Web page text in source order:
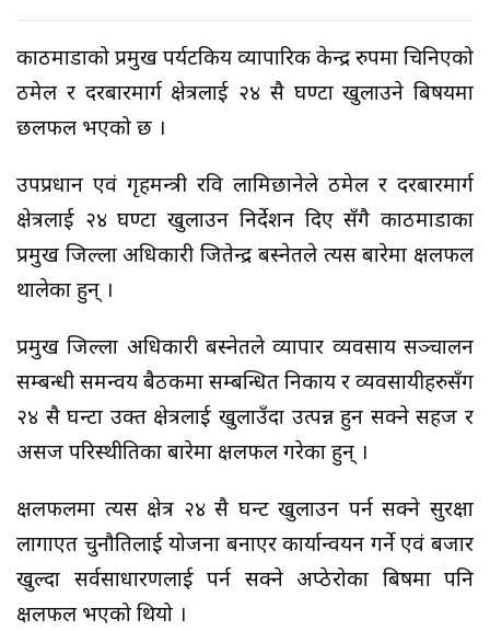
काठमाडौंको प्रमुख पर्यटकिय व्यापारिक केन्द्र रुपमा चिनिएको
ठमेल र दरबारमार्ग क्षेत्रलाई २४ सै घण्टा खुलाउने बिषयमा
छलफल भएको छ ।
उपप्रधान एवं गृहमन्त्री रवि लामिछानेले ठमेल र दरबारमार्ग
क्षेत्रलाई २४ घण्टा खुलाउन निर्देशन दिए सँगै काठमाडौंका
प्रमुख जिल्ला अधिकारी जितेन्द्र बस्नेतले त्यस बारेमा क्षलफल
थालेका हुन् ।
प्रमुख जिल्ला अधिकारी बस्नेतले व्यापार व्यवसाय सञ्चालन
सम्बन्धी समन्वय बैठकमा सम्बन्धित निकाय र व्यवसायीहरुसँग
२४ सै घन्टा उक्त क्षेत्रलाई खुलाउँदा उत्पन्न हुन सक्ने सहज र
असज परिस्थीतिका बारेमा क्षलफल गरेका हुन् ।
क्षलफलमा त्यस क्षेत्र २४ सै घन्ट खुलाउन पर्न सक्ने सुरक्षा
लागाएत चुनौतिलाई योजना बनाएर कार्यान्वयन गर्ने एवं बजार
खुल्दा सर्वसाधारणलाई पर्न सक्ने अप्ठेरोका बिषमा पनि
क्षलफल भएको थियो ।